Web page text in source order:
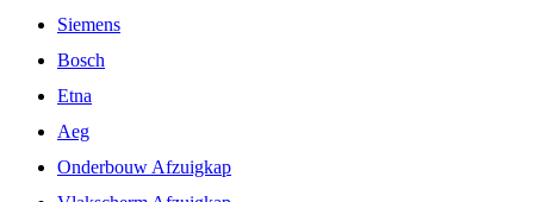
Siemens
Bosch
Etna
Aeg
Onderbouw Afzuigkap